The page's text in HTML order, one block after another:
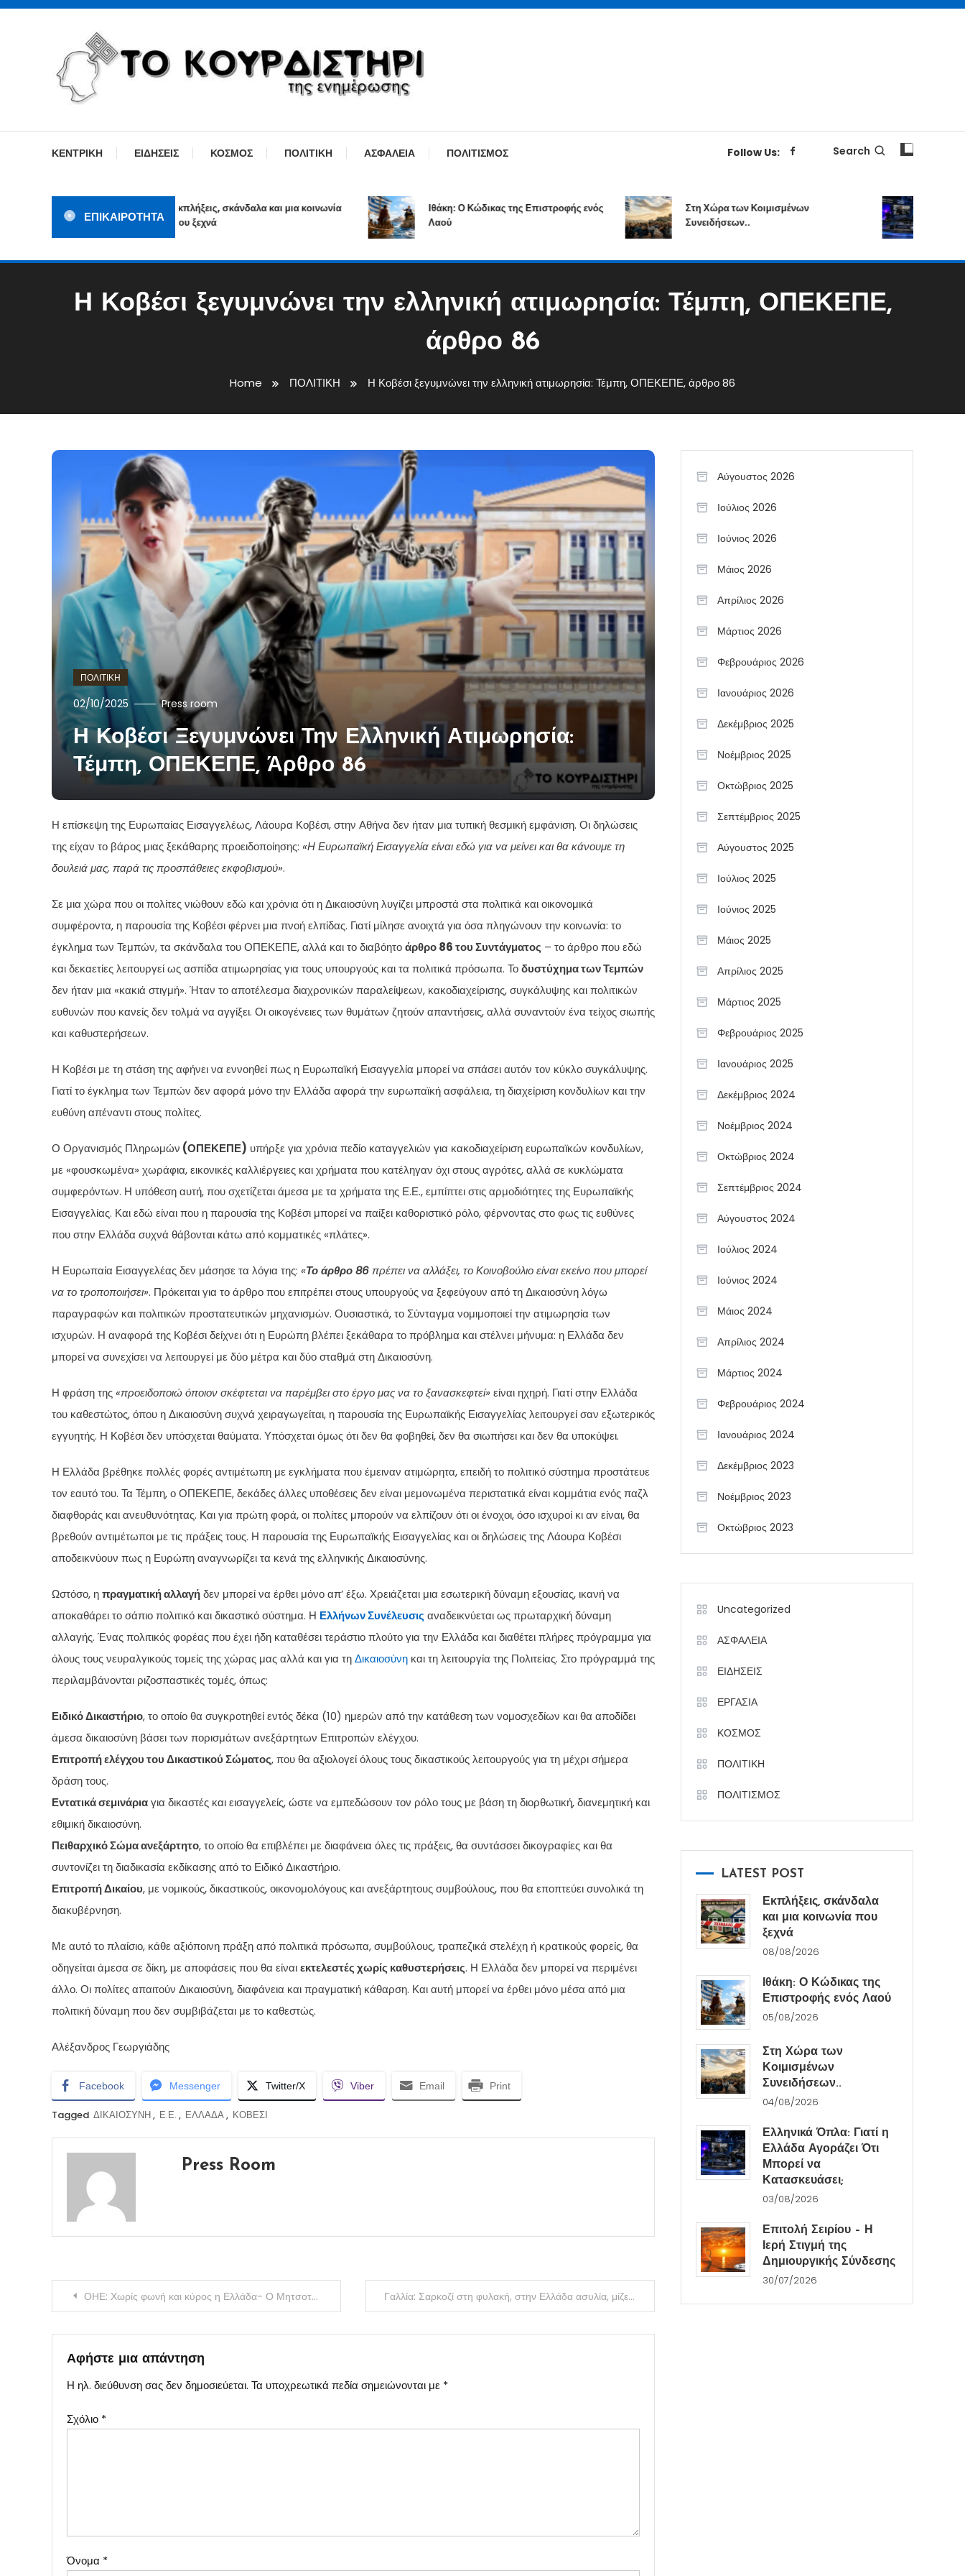
Skip
TOKOURDISTIRI.GR
ΚΕΝΤΡΙΚΗ ΕΙΔΗΣΕΙΣ ΚΟΣΜΟΣ ΠΟΛΙΤΙΚΗ ΑΣΦΑΛΕΙΑ ΠΟΛΙΤΙΣΜΟΣ Follow Us: Search
ΕΠΙΚΑΙΡΟΤΗΤΑ
Εκπλήξεις, σκάνδαλα και μια κοινωνία
που ξεχνά
Ιθάκη: Ο Κώδικας της Επιστροφής ενός
Λαού
Στη Χώρα των Κοιμισμένων
Συνειδήσεων..
Η Κοβέσι ξεγυμνώνει την ελληνική ατιμωρησία: Τέμπη, ΟΠΕΚΕΠΕ,
άρθρο 86
Home ΠΟΛΙΤΙΚΗ Η Κοβέσι ξεγυμνώνει την ελληνική ατιμωρησία: Τέμπη, ΟΠΕΚΕΠΕ, άρθρο 86
ΠΟΛΙΤΙΚΗ
02/10/2025 Press room
Η Κοβέσι Ξεγυμνώνει Την Ελληνική Ατιμωρησία:
Τέμπη, ΟΠΕΚΕΠΕ, Άρθρο 86
Η επίσκεψη της Ευρωπαίας Εισαγγελέως, Λάουρα Κοβέσι, στην Αθήνα δεν ήταν μια τυπική θεσμική εμφάνιση. Οι δηλώσεις
της είχαν το βάρος μιας ξεκάθαρης προειδοποίησης: «Η Ευρωπαϊκή Εισαγγελία είναι εδώ για να μείνει και θα κάνουμε τη
δουλειά μας, παρά τις προσπάθειες εκφοβισμού».
Σε μια χώρα που οι πολίτες νιώθουν εδώ και χρόνια ότι η Δικαιοσύνη λυγίζει μπροστά στα πολιτικά και οικονομικά
συμφέροντα, η παρουσία της Κοβέσι φέρνει μια πνοή ελπίδας. Γιατί μίλησε ανοιχτά για όσα πληγώνουν την κοινωνία: το
έγκλημα των Τεμπών, τα σκάνδαλα του ΟΠΕΚΕΠΕ, αλλά και το διαβόητοάρθρο 86 του Συντάγματος – το άρθρο που εδώ
και δεκαετίες λειτουργεί ως ασπίδα ατιμωρησίας για τους υπουργούς και τα πολιτικά πρόσωπα. Τοδυστύχημα των Τεμπών
δεν ήταν μια «κακιά στιγμή». Ήταν το αποτέλεσμα διαχρονικών παραλείψεων, κακοδιαχείρισης, συγκάλυψης και πολιτικών
ευθυνών που κανείς δεν τολμά να αγγίξει. Οι οικογένειες των θυμάτων ζητούν απαντήσεις, αλλά συναντούν ένα τείχος σιωπής
και καθυστερήσεων.
Η Κοβέσι με τη στάση της αφήνει να εννοηθεί πως η Ευρωπαϊκή Εισαγγελία μπορεί να σπάσει αυτόν τον κύκλο συγκάλυψης.
Γιατί το έγκλημα των Τεμπών δεν αφορά μόνο την Ελλάδα αφορά την ευρωπαϊκή ασφάλεια, τη διαχείριση κονδυλίων και την
ευθύνη απέναντι στους πολίτες.
Ο Οργανισμός Πληρωμών (ΟΠΕΚΕΠΕ) υπήρξε για χρόνια πεδίο καταγγελιών για κακοδιαχείριση ευρωπαϊκών κονδυλίων,
με «φουσκωμένα» χωράφια, εικονικές καλλιέργειες και χρήματα που κατέληγαν όχι στους αγρότες, αλλά σε κυκλώματα
συμφερόντων. Η υπόθεση αυτή, που σχετίζεται άμεσα με τα χρήματα της Ε.Ε., εμπίπτει στις αρμοδιότητες της Ευρωπαϊκής
Εισαγγελίας. Και εδώ είναι που η παρουσία της Κοβέσι μπορεί να παίξει καθοριστικό ρόλο, φέρνοντας στο φως τις ευθύνες
που στην Ελλάδα συχνά θάβονται κάτω από κομματικές «πλάτες».
Η Ευρωπαία Εισαγγελέας δεν μάσησε τα λόγια της: «Το άρθρο 86πρέπει να αλλάξει, το Κοινοβούλιο είναι εκείνο που μπορεί
να το τροποποιήσει». Πρόκειται για το άρθρο που επιτρέπει στους υπουργούς να ξεφεύγουν από τη Δικαιοσύνη λόγω
παραγραφών και πολιτικών προστατευτικών μηχανισμών. Ουσιαστικά, το Σύνταγμα νομιμοποιεί την ατιμωρησία των
ισχυρών. Η αναφορά της Κοβέσι δείχνει ότι η Ευρώπη βλέπει ξεκάθαρα το πρόβλημα και στέλνει μήνυμα: η Ελλάδα δεν
μπορεί να συνεχίσει να λειτουργεί με δύο μέτρα και δύο σταθμά στη Δικαιοσύνη.
Η φράση της«προειδοποιώ όποιον σκέφτεται να παρέμβει στο έργο μας να το ξανασκεφτεί» είναι ηχηρή. Γιατί στην Ελλάδα
του καθεστώτος, όπου η Δικαιοσύνη συχνά χειραγωγείται, η παρουσία της Ευρωπαϊκής Εισαγγελίας λειτουργεί σαν εξωτερικός
εγγυητής. Η Κοβέσι δεν υπόσχεται θαύματα. Υπόσχεται όμως ότι δεν θα φοβηθεί, δεν θα σιωπήσει και δεν θα υποκύψει.
Η Ελλάδα βρέθηκε πολλές φορές αντιμέτωπη με εγκλήματα που έμειναν ατιμώρητα, επειδή το πολιτικό σύστημα προστάτευε
τον εαυτό του. Τα Τέμπη, ο ΟΠΕΚΕΠΕ, δεκάδες άλλες υποθέσεις δεν είναι μεμονωμένα περιστατικά είναι κομμάτια ενός παζλ
διαφθοράς και ανευθυνότητας. Και για πρώτη φορά, οι πολίτες μπορούν να ελπίζουν ότι οι ένοχοι, όσο ισχυροί κι αν είναι, θα
βρεθούν αντιμέτωποι με τις πράξεις τους. Η παρουσία της Ευρωπαϊκής Εισαγγελίας και οι δηλώσεις της Λάουρα Κοβέσι
αποδεικνύουν πως η Ευρώπη αναγνωρίζει τα κενά της ελληνικής Δικαιοσύνης.
Ωστόσο, ηπραγματική αλλαγήδεν μπορεί να έρθει μόνο απ’ έξω. Χρειάζεται μια εσωτερική δύναμη εξουσίας, ικανή να
αποκαθάρει το σάπιο πολιτικό και δικαστικό σύστημα. Η Ελλήνων Συνέλευσις αναδεικνύεται ως πρωταρχική δύναμη
αλλαγής. Ένας πολιτικός φορέας που έχει ήδη καταθέσει τεράστιο πλούτο για την Ελλάδα και διαθέτει πλήρες πρόγραμμα για
όλους τους νευραλγικούς τομείς της χώρας μας αλλά και για τηΔικαιοσύνη και τη λειτουργία της Πολιτείας. Στο πρόγραμμά της
περιλαμβάνονται ριζοσπαστικές τομές, όπως:
Ειδικό Δικαστήριο, το οποίο θα συγκροτηθεί εντός δέκα (10) ημερών από την κατάθεση των νομοσχεδίων και θα αποδίδει
άμεσα δικαιοσύνη βάσει των πορισμάτων ανεξάρτητων Επιτροπών ελέγχου.
Επιτροπή ελέγχου του Δικαστικού Σώματος, που θα αξιολογεί όλους τους δικαστικούς λειτουργούς για τη μέχρι σήμερα
δράση τους.
Εντατικά σεμινάριαγια δικαστές και εισαγγελείς, ώστε να εμπεδώσουν τον ρόλο τους με βάση τη διορθωτική, διανεμητική και
εθιμική δικαιοσύνη.
Πειθαρχικό Σώμα ανεξάρτητο, το οποίο θα επιβλέπει με διαφάνεια όλες τις πράξεις, θα συντάσσει δικογραφίες και θα
συντονίζει τη διαδικασία εκδίκασης από το Ειδικό Δικαστήριο.
Επιτροπή Δικαίου, με νομικούς, δικαστικούς, οικονομολόγους και ανεξάρτητους συμβούλους, που θα εποπτεύει συνολικά τη
διακυβέρνηση.
Με αυτό το πλαίσιο, κάθε αξιόποινη πράξη από πολιτικά πρόσωπα, συμβούλους, τραπεζικά στελέχη ή κρατικούς φορείς, θα
οδηγείται άμεσα σε δίκη, με αποφάσεις που θα είναιεκτελεστές χωρίς καθυστερήσεις. Η Ελλάδα δεν μπορεί να περιμένει
άλλο. Οι πολίτες απαιτούν Δικαιοσύνη, διαφάνεια και πραγματική κάθαρση. Και αυτή μπορεί να έρθει μόνο μέσα από μια
πολιτική δύναμη που δεν συμβιβάζεται με το καθεστώς.
Αλέξανδρος Γεωργιάδης
Facebook Messenger Twitter/X Viber Email Print
Tagged ΔΙΚΑΙΟΣΥΝΗ, Ε.Ε. , ΕΛΛΑΔΑ, ΚΟΒΕΣΙ
Press Room
Πλοήγηση
ΟΗΕ: Χωρίς φωνή και κύρος η Ελλάδα- Ο Μητσοτάκης σε ρόλο θεατή Γαλλία: Σαρκοζί στη φυλακή, στην Ελλάδα ασυλία, μίζες και σιωπή
Αφήστε μια απάντηση
Η ηλ. διεύθυνση σας δεν δημοσιεύεται. Τα υποχρεωτικά πεδία σημειώνονται με *
Σχόλιο *
Όνομα *
Αύγουστος 2026
Ιούλιος 2026
Ιούνιος 2026
Μάιος 2026
Απρίλιος 2026
Μάρτιος 2026
Φεβρουάριος 2026
Ιανουάριος 2026
Δεκέμβριος 2025
Νοέμβριος 2025
Οκτώβριος 2025
Σεπτέμβριος 2025
Αύγουστος 2025
Ιούλιος 2025
Ιούνιος 2025
Μάιος 2025
Απρίλιος 2025
Μάρτιος 2025
Φεβρουάριος 2025
Ιανουάριος 2025
Δεκέμβριος 2024
Νοέμβριος 2024
Οκτώβριος 2024
Σεπτέμβριος 2024
Αύγουστος 2024
Ιούλιος 2024
Ιούνιος 2024
Μάιος 2024
Απρίλιος 2024
Μάρτιος 2024
Φεβρουάριος 2024
Ιανουάριος 2024
Δεκέμβριος 2023
Νοέμβριος 2023
Οκτώβριος 2023
Uncategorized
ΑΣΦΑΛΕΙΑ
ΕΙΔΗΣΕΙΣ
ΕΡΓΑΣΙΑ
ΚΟΣΜΟΣ
ΠΟΛΙΤΙΚΗ
ΠΟΛΙΤΙΣΜΟΣ
LATEST POST
Εκπλήξεις, σκάνδαλα
και μια κοινωνία που
ξεχνά
08/08/2026
Ιθάκη: Ο Κώδικας της
Επιστροφής ενός Λαού
05/08/2026
Στη Χώρα των
Κοιμισμένων
Συνειδήσεων..
04/08/2026
Ελληνικά Όπλα: Γιατί η
Ελλάδα Αγοράζει Ότι
Μπορεί να
Κατασκευάσει;
03/08/2026
Επιτολή Σειρίου – Η
Ιερή Στιγμή της
Δημιουργικής Σύνδεσης
30/07/2026